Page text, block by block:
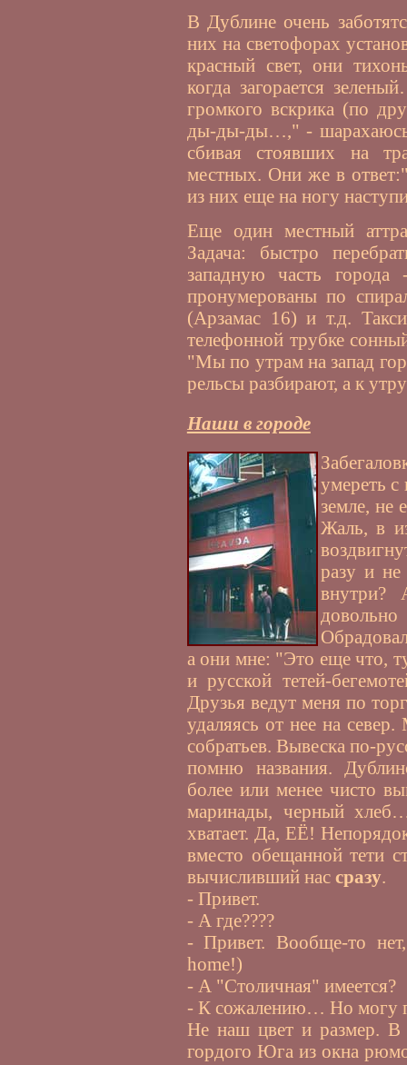
В Дублине очень
них на светофорах
красный свет, они
когда загорается
громкого вскрика (по
ды-ды-ды…," - шарахаюсь
сбивая стоявших на
местных. Они же в
из них еще на ногу
Еще один местный
Задача: быстро
западную часть
пронумерованы по
(Арзамас 16) и т.д.
телефонной трубке
"Мы по утрам на запад
рельсы разбирают, а к
Наши в городе
умереть с
земле, не
Жаль, в
разу и не
внутри?
а они мне: "Это еще что,
и русской тетей-
Друзья ведут меня по
удаляясь от нее на
собратьев. Вывеска по-
помню названия.
более или менее чисто
маринады, черный
хватает. Да, ЕЁ!
вместо обещанной тети
вычисливший нас сразу.
- Привет.
- А где????
- Привет. Вообще-то
home!)
- А "Столичная" имеется?
- К сожалению… Но могу
Не наш цвет и размер. В
гордого Юга из окна